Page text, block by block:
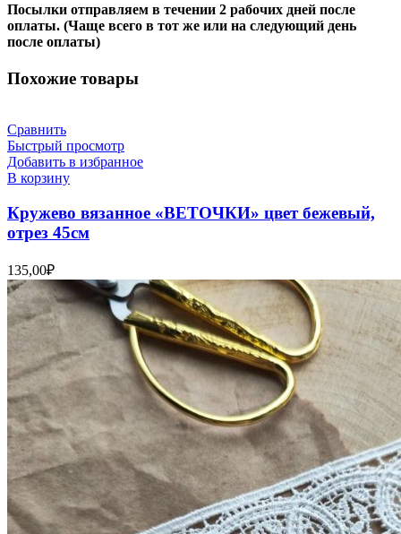
Посылки отправляем в течении 2 рабочих дней после
оплаты. (Чаще всего в тот же или на следующий день
после оплаты)
Похожие товары
Сравнить
Быстрый просмотр
Добавить в избранное
В корзину
Кружево вязанное «ВЕТОЧКИ» цвет бежевый,
отрез 45см
135,00₽